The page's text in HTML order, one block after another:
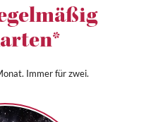
Immer für zwei.